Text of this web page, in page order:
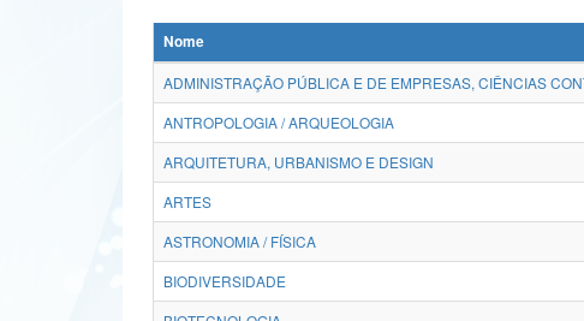
Nome
ADMINISTRAÇÃO PÚBLICA E DE EMPRESAS, CIÊNCIAS
ANTROPOLOGIA / ARQUEOLOGIA
ARQUITETURA, URBANISMO E DESIGN
ARTES
ASTRONOMIA / FÍSICA
BIODIVERSIDADE